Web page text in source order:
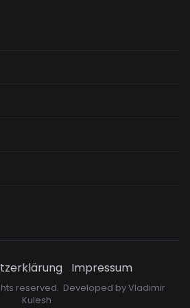
Impressum
reserved. Developed byVladimir
Kulesh